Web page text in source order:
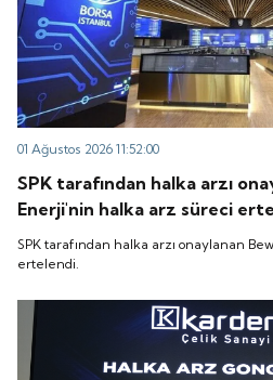
01 Ağustos 2026 11:52:00
SPK tarafından halka arzı
Enerji'nin halka arz süreci
SPK tarafından halka arzı onaylanan
ertelendi.